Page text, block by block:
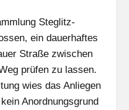
Steglitz-
ein dauerhaftes
Straße zwischen
prüfen zu lassen.
wies das Anliegen
Anordnungsgrund